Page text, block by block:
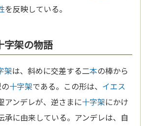
を反映している。
字架の物語
架は、斜めに交差する二本の棒から
十字架である。この形は、 イエス
アンデレが、逆さまに十字架にかけ
承に由来している。アンデレは、自